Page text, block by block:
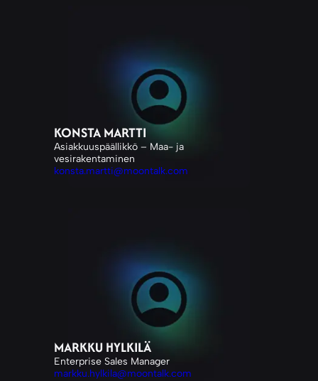
KONSTA MARTTI
Asiakkuuspäällikkö – Maa- ja
vesirakentaminen
konsta.martti@moontalk.com
MARKKU HYLKILÄ
Enterprise Sales Manager
markku.hylkila@moontalk.com